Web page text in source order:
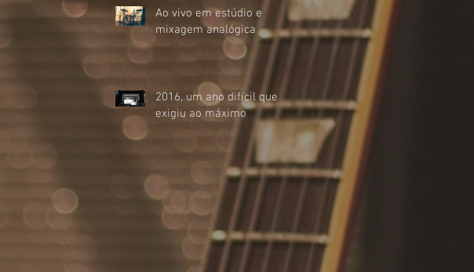
Ao vivo em estúdio e
mixagem analógica
2016, um ano difícil que
exigiu ao máximo